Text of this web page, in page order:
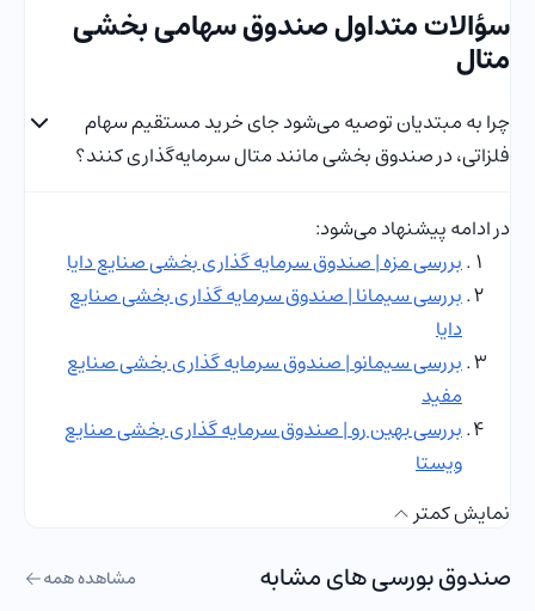
سؤالات متداول صندوق سهامی بخشی
متال
چرا به مبتدیان توصیه می‌شود جای خرید مستقیم سهام
فلزاتی، در صندوق بخشی مانند متال سرمایه‌گذاری کنند؟
در ادامه پیشنهاد می‌شود:
بررسی مزه | صندوق سرمایه گذاری بخشی صنایع دایا
بررسی سیمانا | صندوق سرمایه گذاری بخشی صنایع
دایا
بررسی سیمانو | صندوق سرمایه گذاری بخشی صنایع
مفید
بررسی بهین رو | صندوق سرمایه گذاری بخشی صنایع
ویستا
نمایش کمتر
صندوق بورسی های مشابه مشاهده همه